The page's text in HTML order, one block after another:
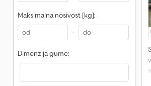
Maksimalna nosivost [kg]:
-
Dimenzija gume: